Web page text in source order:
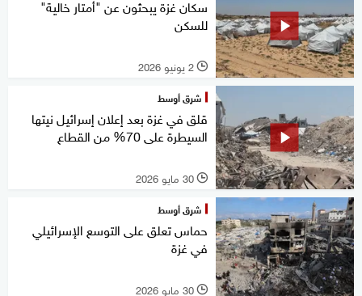
سكان غزة يبحثون عن "أمتار خالية"
للسكن
l 2 يونيو 2026
شرق أوسط
قلق في غزة بعد إعلان إسرائيل نيتها
السيطرة على 70% من القطاع
l 30 مايو 2026
شرق أوسط
حماس تعلق على التوسع الإسرائيلي
في غزة
l 30 مايو 2026